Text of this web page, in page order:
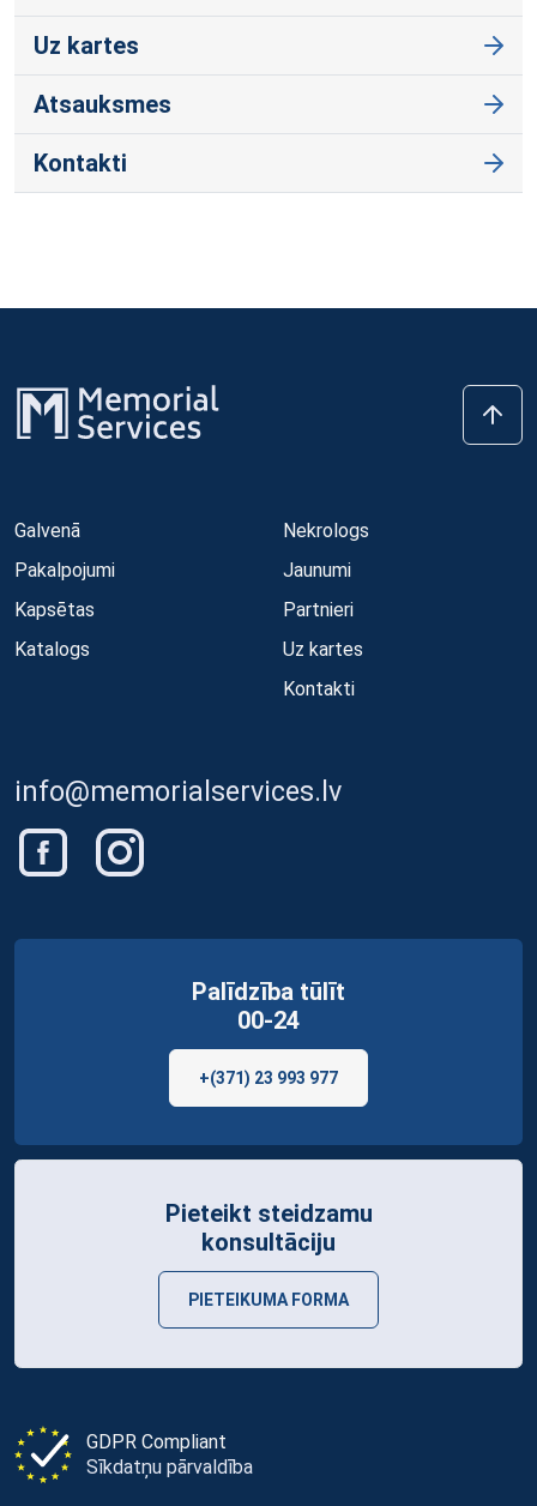
Uz kartes
Atsauksmes
Kontakti
Galvenā
Pakalpojumi
Kapsētas
Katalogs
Nekrologs
Jaunumi
Partnieri
Uz kartes
Kontakti
info@memorialservices.lv
GDPR Compliant
Sīkdatņu pārvaldība
Palīdzība tūlīt
00-24
+(371) 23 993 977
Pieteikt steidzamu
konsultāciju
PIETEIKUMA FORMA